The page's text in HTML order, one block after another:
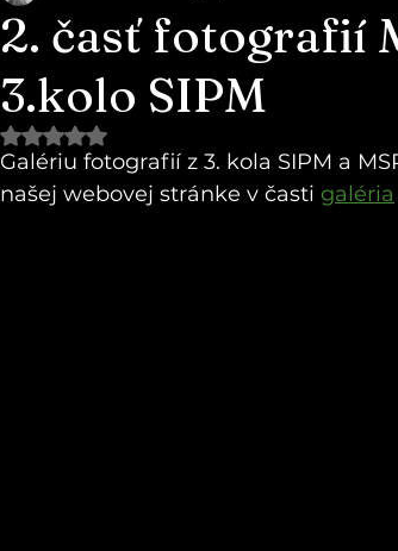
2. časť fotografií
3.kolo SIPM
Hodnotenie NaN z 5 hviezdičiek.
Galériu fotografií z 3. kola SIPM a
našej webovej stránke v časti galéria